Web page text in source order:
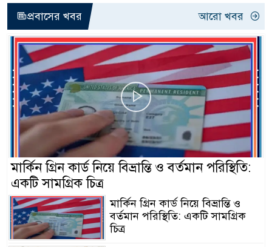
প্রবাসের খবর আরো খবর
মার্কিন গ্রিন কার্ড নিয়ে বিভ্রান্তি ও বর্তমান পরিস্থিতি:
একটি সামগ্রিক চিত্র
মার্কিন গ্রিন কার্ড নিয়ে বিভ্রান্তি ও
বর্তমান পরিস্থিতি: একটি সামগ্রিক
চিত্র